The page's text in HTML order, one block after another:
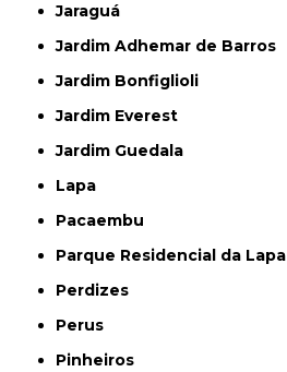
Jaraguá
Jardim Adhemar de Barros
Jardim Bonfiglioli
Jardim Everest
Jardim Guedala
Lapa
Pacaembu
Parque Residencial da Lapa
Perdizes
Perus
Pinheiros